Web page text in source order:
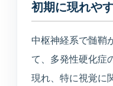
介護サービス・
介護サービスと施設
介護施設一覧
初期に現れや
中枢神経系で髄鞘
て、多発性硬化症
現れ、特に視覚に